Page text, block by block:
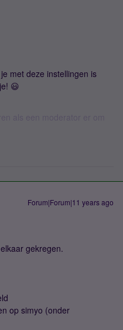
met deze instellingen is
😃
Forum|Forum|11 years ago
gekregen.
op simyo (onder